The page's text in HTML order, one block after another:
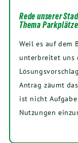
Rede unserer
Thema
Weil es auf dem
unterbreitet uns
Antrag zäumt
ist nicht
Nutzungen